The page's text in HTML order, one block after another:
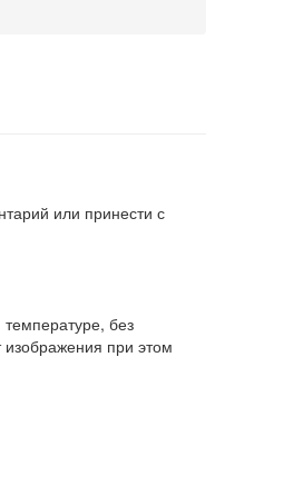
или принести с
без
при этом